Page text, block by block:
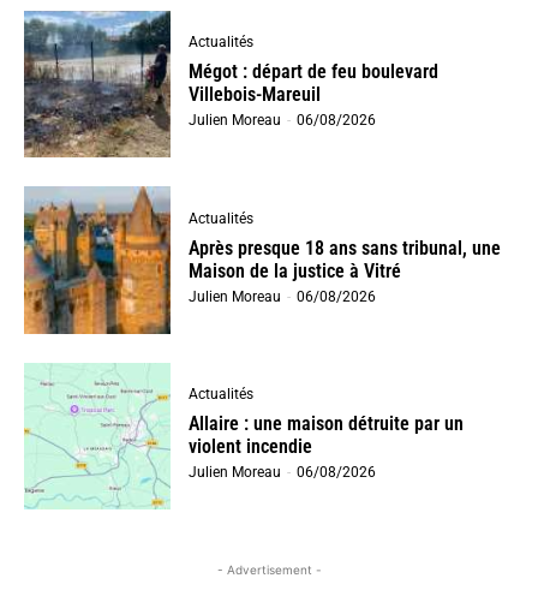
Actualités
Mégot : départ de feu boulevard
Villebois-Mareuil
Julien Moreau - 06/08/2026
Actualités
Après presque 18 ans sans tribunal, une
Maison de la justice à Vitré
Julien Moreau - 06/08/2026
Actualités
Allaire : une maison détruite par un
violent incendie
Julien Moreau - 06/08/2026
- Advertisement -